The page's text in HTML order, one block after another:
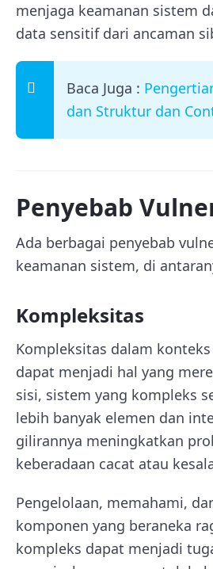
menjaga keamanan sistem
data sensitif dari ancaman
Baca Juga :
dan Struktur dan
Penyebab
Ada berbagai penyebab
keamanan sistem, di
Kompleksitas
Kompleksitas dalam
dapat menjadi hal yang
sisi, sistem yang kompleks
lebih banyak elemen dan
gilirannya meningkatkan
keberadaan cacat atau
Pengelolaan, memahami,
komponen yang beraneka
kompleks dapat menjadi